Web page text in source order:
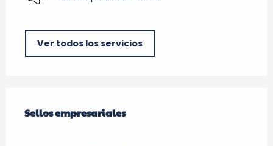
Ver todos los servicios
Sellos empresariales
Sellos empresariales